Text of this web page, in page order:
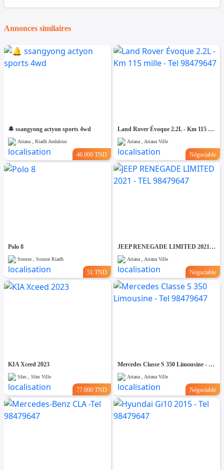
Annonces similaires
🔔 ssangyong actyon sports 4wd
Ariana , Riadh Andalous
46.000 TND
Land Rover Évoque 2.2L - Km 115 mille - Tel 98479647
Ariana , Ariana Ville
Négociable
Polo 8
Sousse , Sousse Riadh
51 TND
JEEP RENEGADE LIMITED 2021 - TEL 98479647
Ariana , Ariana Ville
Négociable
KIA Xceed 2023
Sfax , Sfax Ville
77.000 TND
Mercedes Classe S 350 Limousine - Tel 98479647
Ariana , Ariana Ville
Négociable